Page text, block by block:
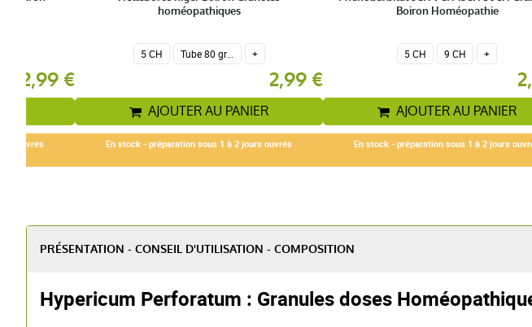
2,99 €
ouvrés
homéopathiques
5 CH Tube 80 granules homéopathiques 4 g. +
2,99 €
AJOUTER AU PANIER
En stock - préparation sous 1 à 2 jours ouvrés
Boiron Homéopathie
5 CH 9 CH +
AJOUTER AU PANIER
En stock - préparation sous 1 à 2 jours
PRÉSENTATION - CONSEIL D'UTILISATION - COMPOSITION
Hypericum Perforatum : Granules doses